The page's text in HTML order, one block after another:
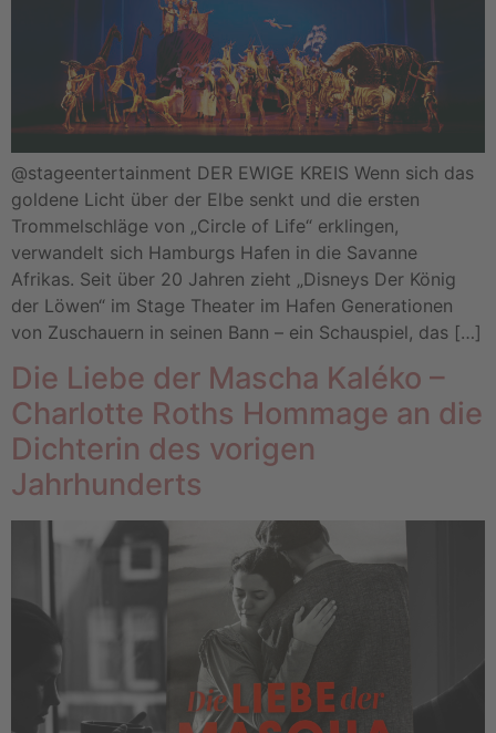
@stageentertainment DER EWIGE KREIS Wenn sich das
goldene Licht über der Elbe senkt und die ersten
Trommelschläge von „Circle of Life“ erklingen,
verwandelt sich Hamburgs Hafen in die Savanne
Afrikas. Seit über 20 Jahren zieht „Disneys Der König
der Löwen“ im Stage Theater im Hafen Generationen
von Zuschauern in seinen Bann – ein Schauspiel, das […]
Die Liebe der Mascha Kaléko –
Charlotte Roths Hommage an die
Dichterin des vorigen
Jahrhunderts